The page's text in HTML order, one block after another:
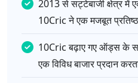
2013 से सट्टेबाजी क्षेत्र में
10Cric ने एक मजबूत
10Cric बढ़ाए गए ऑड्स के
एक विविध बाजार प्रदान